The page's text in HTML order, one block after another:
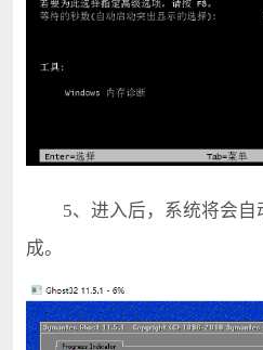
5、进入后，系统将会自
成。